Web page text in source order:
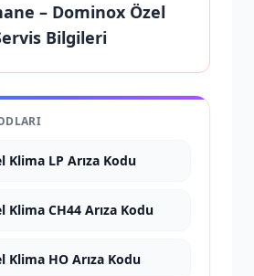
– Dominox Özel
Bilgileri
Klima LP Arıza Kodu
Klima CH44 Arıza Kodu
Klima HO Arıza Kodu